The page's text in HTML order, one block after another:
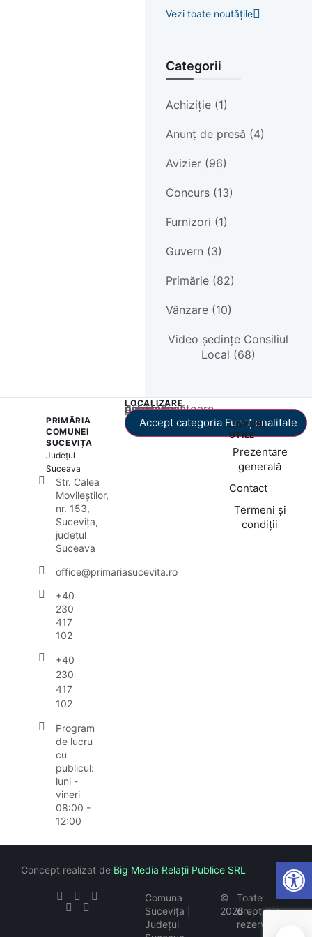
Vezi toate noutățile
Categorii
Achiziție (1)
Anunț de presă (4)
Avizier (96)
Concurs (13)
Furnizori (1)
Guvern (3)
Primărie (82)
Vânzare (10)
Video ședințe Consiliul
Local (68)
PRIMĂRIA
COMUNEI
SUCEVIȚA
Județul
Suceava
Str. Calea
Movileștilor,
nr. 153,
Sucevița,
județul
Suceava
office@primariasucevita.ro
+40
230
417
102
+40
230
417
102
Program
de lucru
cu
publicul:
luni -
vineri
08:00 -
12:00
LOCALIZARE
Acest conținut este blocat până când acceptați categoria corespunzătoare de cookie-uri.
Accept categoria Funcționalitate
LINKURI
UTILE
Prezentare
generală
Contact
Termeni și
condiții
Comuna
Sucevița |
Județul
©
2026
Toate
drepturile
rezervate
Concept realizat de Big Media Relații Publice SRL